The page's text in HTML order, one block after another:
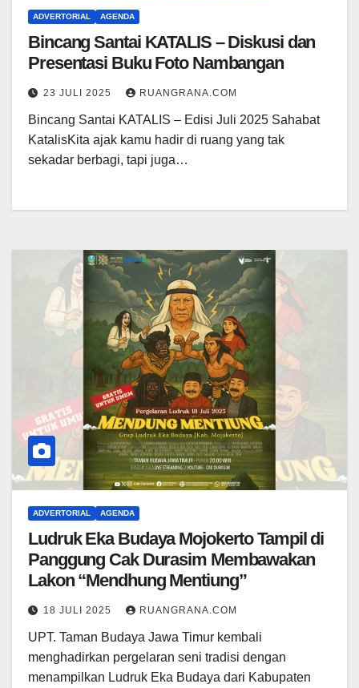
ADVERTORIAL AGENDA
Bincang Santai KATALIS – Diskusi dan
Presentasi Buku Foto Nambangan
23 JULI 2025 RUANGRANA.COM
Bincang Santai KATALIS – Edisi Juli 2025 Sahabat
KatalisKita ajak kamu hadir di ruang yang tak
sekadar berbagi, tapi juga…
ADVERTORIAL AGENDA
Ludruk Eka Budaya Mojokerto Tampil di
Panggung Cak Durasim Membawakan
Lakon “Mendhung Mentiung”
18 JULI 2025 RUANGRANA.COM
UPT. Taman Budaya Jawa Timur kembali
menghadirkan pergelaran seni tradisi dengan
menampilkan Ludruk Eka Budaya dari Kabupaten